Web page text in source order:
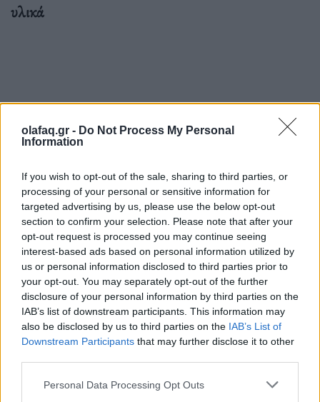
olafaq.gr - Do Not Process My Personal
Information
If you wish to opt-out of the sale, sharing to third parties, or
processing of your personal or sensitive information for
targeted advertising by us, please use the below opt-out
section to confirm your selection. Please note that after your
opt-out request is processed you may continue seeing
interest-based ads based on personal information utilized by
us or personal information disclosed to third parties prior to
your opt-out. You may separately opt-out of the further
disclosure of your personal information by third parties on the
IAB’s list of downstream participants. This information may
also be disclosed by us to third parties on the IAB’s List of
Downstream Participants that may further disclose it to other
Personal Data Processing Opt Outs
υλικά
Δυναμικό παρών στην «πράσινη» εκδήλωση του
Εθνικού Κήπου δίνει το Εργαστήριο
αντικειμένων, τμημάτων που έχουν προκύψει μέσω
τρισδιάστατης εκτύπωσης και ανακυκλώσιμων
υλικών κομμένων σε «laser cutter» βρίσκονται στη
διάθεση των επισκεπτών προς συναρμολόγηση και
χρήση. Στόχος της δράσης είναι η ευαισθητοποίηση
των μικρών και μεγάλων “εξερευνητών” σε θέματα
που αφορούν στην αναβαθμιστική ανακύκλωση, την
επανάχρηση και το compost, μέσα από την χρήση
σύγχρονου τεχνολογικού εξοπλισμού.